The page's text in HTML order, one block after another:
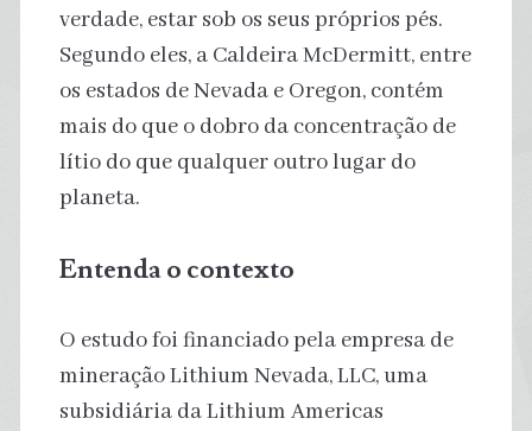
verdade, estar sob os seus próprios pés.
Segundo eles, a Caldeira McDermitt, entre
os estados de Nevada e Oregon, contém
mais do que o dobro da concentração de
lítio do que qualquer outro lugar do
planeta.
Entenda o contexto
O estudo foi financiado pela empresa de
mineração Lithium Nevada, LLC, uma
subsidiária da Lithium Americas